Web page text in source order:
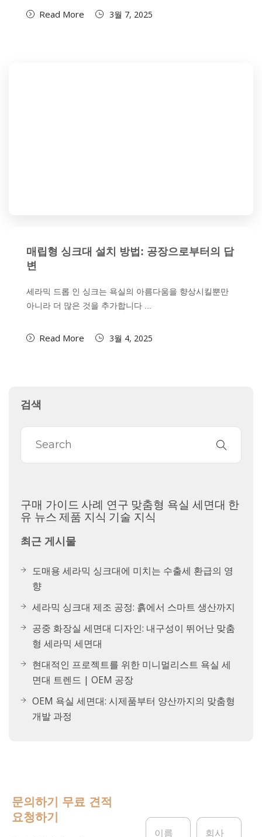
Read More 3월 7, 2025
매립형 싱크대 설치 방법: 공장으로부터의 답
변
세라믹 드롭 인 싱크는 욕실의 아름다움을 향상시킬뿐만
아니라 더 많은 것을 추가합니다 ...
Read More 3월 4, 2025
검색
구매 가이드 사례 연구 맞춤형 욕실 세면대 한
유 뉴스 제품 지식 기술 지식
최근 게시물
도매용 세라믹 싱크대에 미치는 수출세 환급의 영
향
세라믹 싱크대 제조 공정: 흙에서 스마트 생산까지
공중 화장실 세면대 디자인: 내구성이 뛰어난 맞춤
형 세라믹 세면대
현대적인 프로젝트를 위한 미니멀리스트 욕실 세
면대 트렌드 | OEM 공장
OEM 욕실 세면대: 시제품부터 양산까지의 맞춤형
개발 과정
문의하기 무료 견적
요청하기
이
회